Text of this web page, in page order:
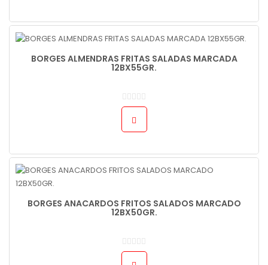
BORGES ALMENDRAS FRITAS SALADAS MARCADA
12BX55GR.
BORGES ANACARDOS FRITOS SALADOS MARCADO
12BX50GR.